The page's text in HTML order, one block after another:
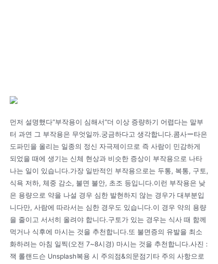
먼저 설명했다”부작용이 심해서”더 이상 증량하기 어렵다는 말부
터 과연 그 부작용은 무엇일까.궁금하다고 생각합니다.콤사ー타은
도파민을 올리는 일종의 정신 자극제이므로 즉 사람이 민감하게
되었을 때에 생기는 신체 현상과 비슷한 증상이 부작용으로 나타
나는 일이 있습니다.가장 일반적인 부작용으로는 두통, 복통, 구토,
식욕 저하, 체중 감소, 불면 불안, 초조 등입니다.이런 부작용은 낮
은 용량으로 약을 나설 경우 심한 발현하지 않는 경우가 대부분입
니다만, 사람에 따라서는 심한 경우도 있습니다.이 경우 약의 용량
을 줄이고 서서히 올려야 합니다.구토가 있는 경우는 식사 때 함께
먹거나 식후에 마시는 것을 추천합니다.또 불면증의 유발을 최소
화하려는 아침 일찍(오전 7~8시경) 마시는 것을 추천합니다.사진 :
잭 롤랜드슨 Unsplash복용 시 주의점&의문점기타 주의 사항으로